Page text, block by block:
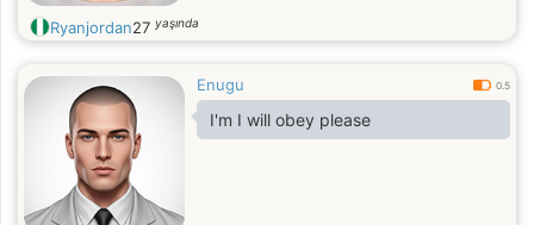
Ryanjordan27 yaşında
Enugu 0.5
I'm I will obey please